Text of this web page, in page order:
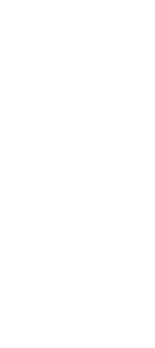
械扫射+炮弹爆破+...
搭配商城补充完成合...